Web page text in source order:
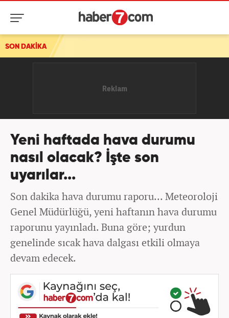
SON DAKİKA
Yeni haftada hava durumu
nasıl olacak? İşte son
uyarılar...
Son dakika hava durumu raporu... Meteoroloji
Genel Müdürlüğü, yeni haftanın hava durumu
raporunu yayınladı. Buna göre; yurdun
genelinde sıcak hava dalgası etkili olmaya
devam edecek.